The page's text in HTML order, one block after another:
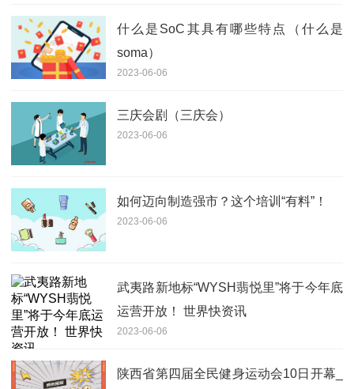
什么是SoC其具有哪些特点（什么是
soma）
2023-06-06
三庆会剧（三庆会）
2023-06-06
如何迈向制造强市？这个培训“有料”！
2023-06-06
武夷路新地标“WYSH翡悦里”将于今年底
运营开放！ 世界快资讯
2023-06-06
陕西省第四届全民健身运动会10日开幕_